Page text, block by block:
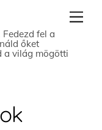
fel a
őket
a világ mögötti